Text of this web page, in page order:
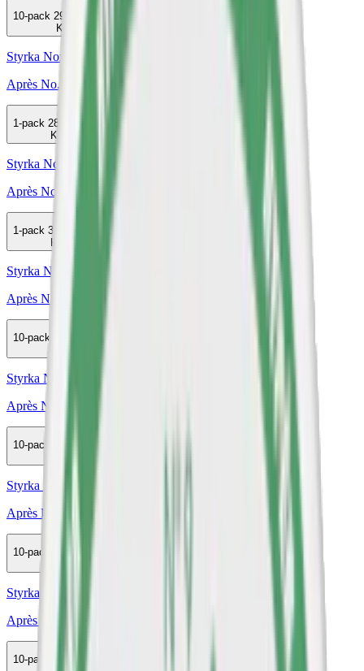
10-pack 298,50 kr
Köp
Styrka Normal · Slim
Après No.8 Raspberry Liqorice
1-pack 28,90 kr
Köp
Styrka Normal · Slim
Après No.5 Ice Tea Peach
1-pack 34,90 kr
Köp
Styrka Normal · Slim
Après No.4 Cola
10-pack
Styrka Normal · Slim
Après No.5 Ice Tea Peach Extra Strong
10-pack
Styrka Normal · Slim
Après No.10 Tangerine Spritz
10-pack
Styrka Normal · Slim
Après No.2 Mint
10-pack